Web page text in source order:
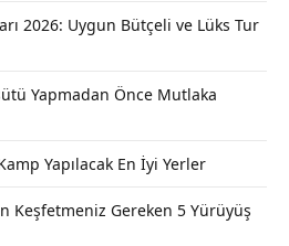
2026: Uygun Bütçeli ve Lüks Tur
Yapmadan Önce Mutlaka
Yapılacak En İyi Yerler
Keşfetmeniz Gereken 5 Yürüyüş